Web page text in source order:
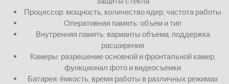
Процессор: мощность, количество ядер, частота работы
Оперативная память: объем и тип
Внутренняя память: варианты объема, поддержка
расширения
Камеры: разрешение основной и фронтальной камер,
функционал фото и видеосъемки
Батарея: ёмкость, время работы в различных режимах